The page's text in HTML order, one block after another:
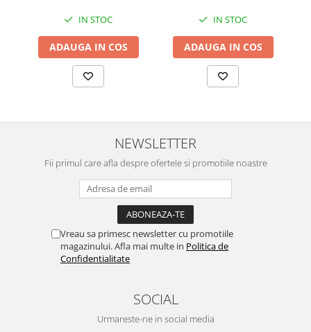
IN STOC
ADAUGA IN COS
IN STOC
ADAUGA IN COS
NEWSLETTER
Fii primul care afla despre ofertele si promotiile noastre
Vreau sa primesc newsletter cu promotiile
magazinului. Afla mai multe in Politica de
Confidentialitate
SOCIAL
Urmareste-ne in social media